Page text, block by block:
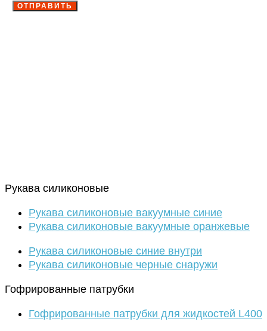
ОТПРАВИТЬ
Рукава силиконовые
Рукава силиконовые вакуумные синие
Рукава силиконовые вакуумные оранжевые
Рукава силиконовые синие внутри
Рукава силиконовые черные снаружи
Гофрированные патрубки
Гофрированные патрубки для жидкостей L400